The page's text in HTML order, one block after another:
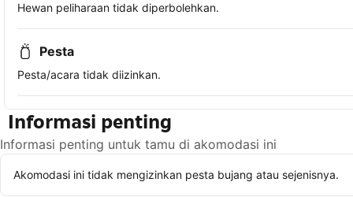
Hewan peliharaan tidak diperbolehkan.
Pesta
Pesta/acara tidak diizinkan.
Informasi penting
Informasi penting untuk tamu di akomodasi ini
Akomodasi ini tidak mengizinkan pesta bujang atau sejenisnya.